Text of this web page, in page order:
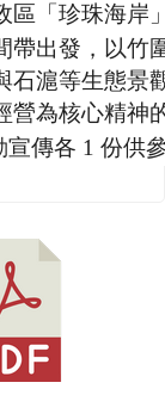
區「珍珠海岸
帶出發，以竹
石滬等生態景
營為核心精神
傳各 1 份供